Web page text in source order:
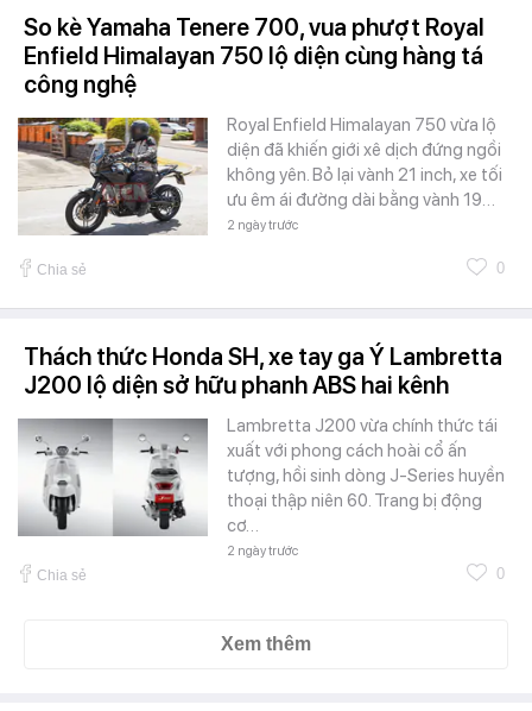
So kè Yamaha Tenere 700, vua phượt Royal
Enfield Himalayan 750 lộ diện cùng hàng tá
công nghệ
Royal Enfield Himalayan 750 vừa lộ
diện đã khiến giới xê dịch đứng ngồi
không yên. Bỏ lại vành 21 inch, xe tối
ưu êm ái đường dài bằng vành 19…
2 ngày trước
Chia sẻ 0
Thách thức Honda SH, xe tay ga Ý Lambretta
J200 lộ diện sở hữu phanh ABS hai kênh
Lambretta J200 vừa chính thức tái
xuất với phong cách hoài cổ ấn
tượng, hồi sinh dòng J-Series huyền
thoại thập niên 60. Trang bị động
cơ…
2 ngày trước
Chia sẻ 0
Xem thêm